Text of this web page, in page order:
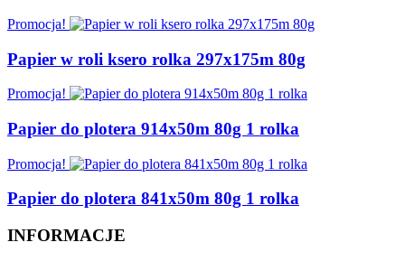
Promocja!
Papier w roli ksero rolka 297x175m 80g
Promocja!
Papier do plotera 914x50m 80g 1 rolka
Promocja!
Papier do plotera 841x50m 80g 1 rolka
INFORMACJE